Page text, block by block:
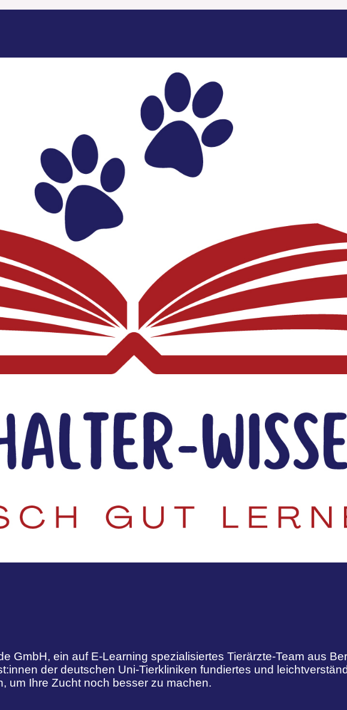
GmbH, ein auf E-Learning spezialisiertes Tierärzte-Team aus
der deutschen Uni-Tierkliniken fundiertes und
um Ihre Zucht noch besser zu machen.